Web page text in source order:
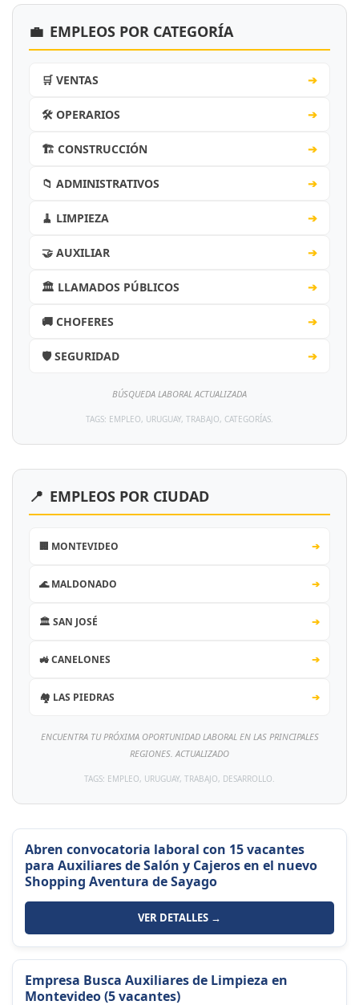
💼 EMPLEOS POR CATEGORÍA
🛒 VENTAS ➔
🛠️ OPERARIOS ➔
🏗️ CONSTRUCCIÓN ➔
📁 ADMINISTRATIVOS ➔
🧹 LIMPIEZA ➔
🤝 AUXILIAR ➔
🏛️ LLAMADOS PÚBLICOS ➔
🚚 CHOFERES ➔
🛡️ SEGURIDAD ➔
BÚSQUEDA LABORAL ACTUALIZADA
TAGS: EMPLEO, URUGUAY, TRABAJO, CATEGORÍAS.
📍 EMPLEOS POR CIUDAD
🏢 MONTEVIDEO ➔
🌊 MALDONADO ➔
🏛️ SAN JOSÉ ➔
🚜 CANELONES ➔
🏘️ LAS PIEDRAS ➔
ENCUENTRA TU PRÓXIMA OPORTUNIDAD LABORAL EN LAS PRINCIPALES
REGIONES. ACTUALIZADO
TAGS: EMPLEO, URUGUAY, TRABAJO, DESARROLLO.
Abren convocatoria laboral con 15 vacantes
para Auxiliares de Salón y Cajeros en el nuevo
Shopping Aventura de Sayago
VER DETALLES →
Empresa Busca Auxiliares de Limpieza en
Montevideo (5 vacantes)